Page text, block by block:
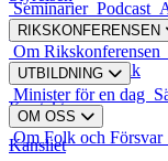
Styrande dokument
Karriär och praktik
Kontakt
Kansliet
Seminarier Podcast
RIKSKONFERENSEN
Om Rikskonferensen
UTBILDNING
Minister för en dag
OM OSS
Om Folk och Försvar